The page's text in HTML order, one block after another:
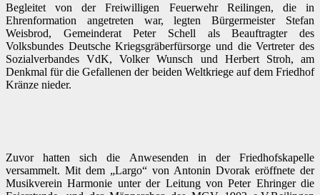
Begleitet von der Freiwilligen Feuerwehr Reilingen, die in
Ehrenformation angetreten war, legten Bürgermeister Stefan
Weisbrod, Gemeinderat Peter Schell als Beauftragter des
Volksbundes Deutsche Kriegsgräberfürsorge und die Vertreter des
Sozialverbandes VdK, Volker Wunsch und Herbert Stroh, am
Denkmal für die Gefallenen der beiden Weltkriege auf dem Friedhof
Kränze nieder.
Zuvor hatten sich die Anwesenden in der Friedhofskapelle
versammelt. Mit dem „Largo“ von Antonin Dvorak eröffnete der
Musikverein Harmonie unter der Leitung von Peter Ehringer die